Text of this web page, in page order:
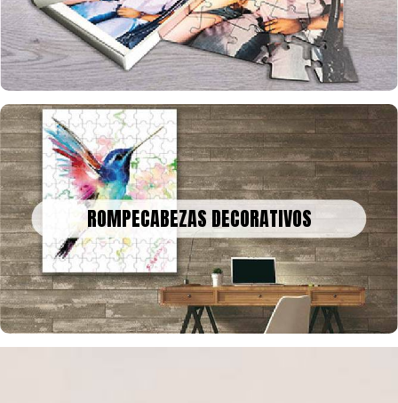
especial
ROMPECABEZAS DECORATIVOS
ROMPECABEZAS DECORATIVOS
Podemos convertir obras de arte, fotografías o recuerdos
familiares en un rompecabezas gigante para decorar tu casa u
oficina